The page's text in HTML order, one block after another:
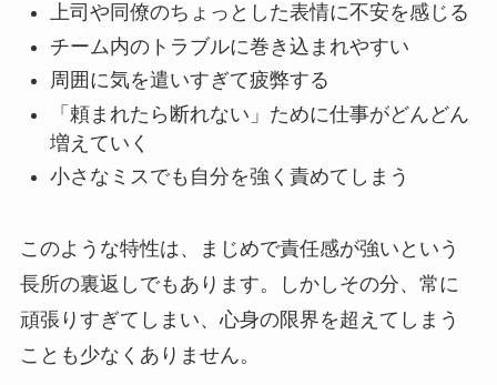
上司や同僚のちょっとした表情に不安を感じる
チーム内のトラブルに巻き込まれやすい
周囲に気を遣いすぎて疲弊する
「頼まれたら断れない」ために仕事がどんどん
増えていく
小さなミスでも自分を強く責めてしまう
このような特性は、まじめで責任感が強いという
長所の裏返しでもあります。しかしその分、常に
頑張りすぎてしまい、心身の限界を超えてしまう
ことも少なくありません。